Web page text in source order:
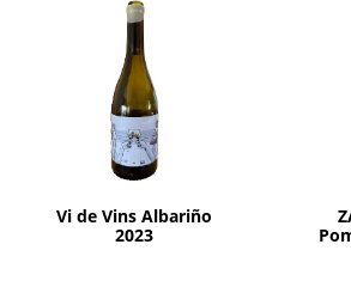
Vi de Vins Albariño
2023